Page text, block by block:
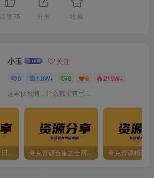
点赞 75 分享 收藏
小玉 关注
0 1.8W+ 0 6 219W+
这家伙很懒，什么都没有写...
夸克资源小海洋每日更新资源大汇总（持续更新） 夸克资源合集之全网影视 夸克资源精选